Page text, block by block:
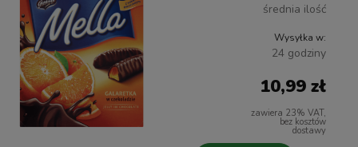
średnia ilość
Wysyłka w:
24 godziny
10,99 zł
zawiera 23% VAT,
bez kosztów
dostawy